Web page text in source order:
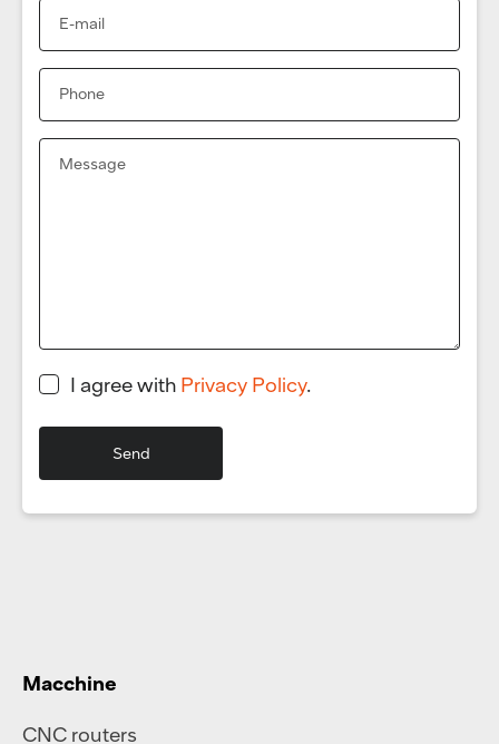
I agree with Privacy Policy.
Macchine
CNC routers